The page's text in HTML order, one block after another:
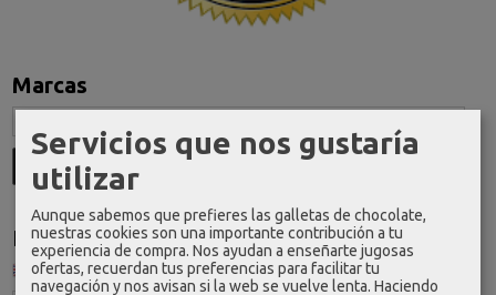
Marcas
Idioma
Servicios que nos gustaría
utilizar
Aunque sabemos que prefieres las galletas de chocolate,
nuestras cookies son una importante contribución a tu
experiencia de compra. Nos ayudan a enseñarte jugosas
ofertas, recuerdan tus preferencias para facilitar tu
navegación y nos avisan si la web se vuelve lenta. Haciendo